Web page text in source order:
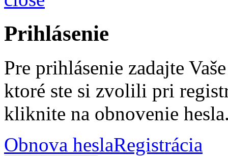
Prihlásenie
Pre prihlásenie zadajte
ktoré ste si zvolili pri
kliknite na obnovenie
Obnova heslaRegistrácia